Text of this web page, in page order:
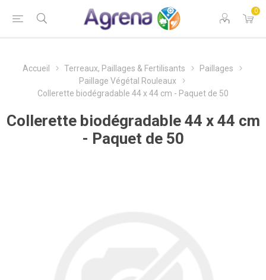
0
Accueil Terreaux, Paillages & Fertilisants
Paillages
Paillage Végétal Rouleaux
Collerette biodégradable 44 x 44 cm - Paquet de 50
Collerette biodégradable 44 x 44 cm
- Paquet de 50